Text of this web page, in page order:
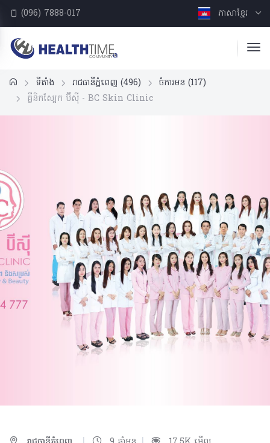
(096) 7888-017 ភាសាខ្មែរ
ទីតាំង រាជធានីភ្នំពេញ (496) ចំការមន (117)
គ្លីនិកស្បែក ប៊ីស៊ី - BC Skin Clinic